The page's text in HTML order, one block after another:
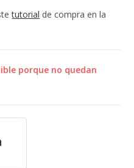
tutorial de compra en la
porque no quedan